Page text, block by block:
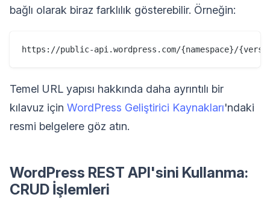
bağlı olarak biraz farklılık gösterebilir. Örneğin:
Temel URL yapısı hakkında daha ayrıntılı bir
kılavuz için WordPress Geliştirici Kaynakları'ndaki
resmi belgelere göz atın.
WordPress REST API'sini Kullanma:
CRUD İşlemleri